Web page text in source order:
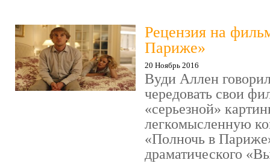
Рецензия на
Париже»
20 Ноябрь 2016
Вуди Аллен
чередовать свои
«серьезной»
легкомысленную
«Полночь в
драматического